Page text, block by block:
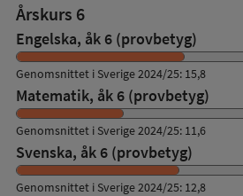
Årskurs 6
Engelska, åk 6 (provbetyg)
Genomsnittet i Sverige 2024/25: 15,8
Matematik, åk 6 (provbetyg)
Genomsnittet i Sverige 2024/25: 11,6
Svenska, åk 6 (provbetyg)
Genomsnittet i Sverige 2024/25: 12,8